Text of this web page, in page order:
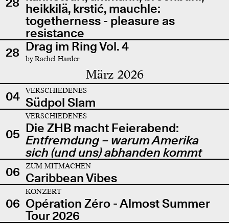
heikkilä, krstić, mauchle:
togetherness - pleasure as
resistance
28 Drag im Ring Vol. 4
by Rachel Harder
März 2026
04 VERSCHIEDENES
Südpol Slam
05
VERSCHIEDENES
Die ZHB macht Feierabend:
Entfremdung – warum Amerika
sich (und uns) abhanden kommt
06
ZUM MITMACHEN
Caribbean Vibes
06
KONZERT
Opération Zéro - Almost Summer
Tour 2026